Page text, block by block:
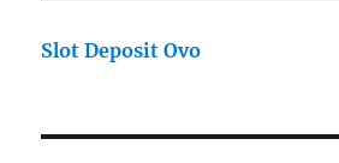
Slot Deposit Ovo